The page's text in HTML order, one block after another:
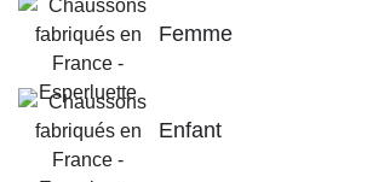
Femme
Enfant